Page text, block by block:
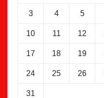
3 4 5
10 11 12
17 18 19
24 25 26
31